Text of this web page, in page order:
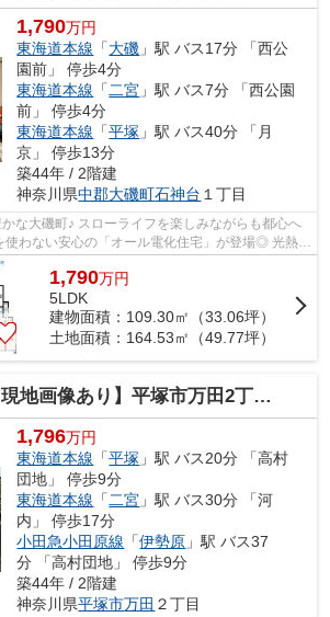
1,790万円
東海道本線 「大磯 」駅 バス17分 「西公
園前」 停歩4分
東海道本線 「 二宮 」駅 バス7分 「西公園
前」 停歩4分
東海道本線 「平塚 」駅 バス40分 「月
京」 停歩13分
築44年 / 2階建
神奈川県中郡大磯町石神台 １丁目
な大磯町♪ スローライフを楽しみながらも都心へ
わない安心の「オール電化住宅」が登場◎ 光熱費
計にも環境...
1,790万円
5LDK
建物面積：109.30㎡（33.06坪）
土地面積：164.53㎡（49.77坪）
現地画像あり】平塚市万田2丁目 中古戸建 46.20坪
1,796万円
東海道本線 「平塚 」駅 バス20分 「高村
団地」 停歩9分
東海道本線 「二宮 」駅 バス30分 「河
内」 停歩17分
小田急小田原線 「伊勢原 」駅 バス37
分 「高村団地」 停歩9分
築44年 / 2階建
神奈川県平塚市万田 ２丁目